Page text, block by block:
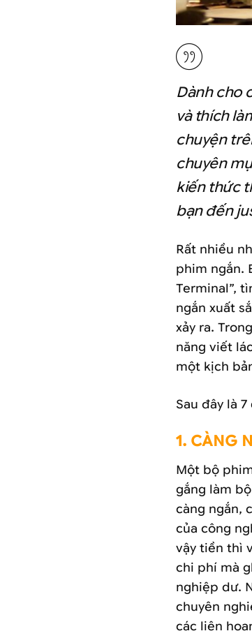
Dành cho
và thích
chuyện
chuyên
kiến thức
bạn đến
Rất nhiều
phim ngắn.
Terminal”,
ngắn xuất
xảy ra.
năng viết
một kịch
Sau đây là
1. CÀNG
Một bộ
gắng làm
càng ngắn,
của công
vậy tiền thì
chi phí mà
nghiệp dư.
chuyên
các liên